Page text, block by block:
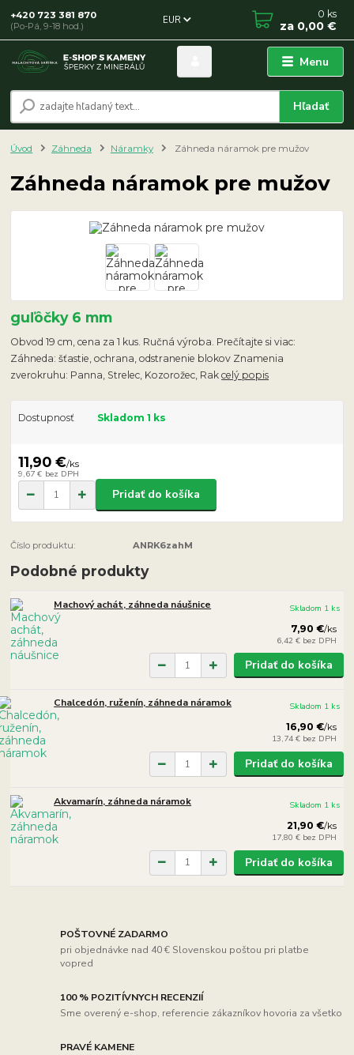
Menu
EUR
Hľadať
+420 723 381 870
(Po-Pá, 9-18 hod.)
0 ks
za 0,00 €
Úvod Záhneda Náramky Záhneda náramok pre mužov
Záhneda náramok pre mužov
guľôčky 6 mm
Obvod 19 cm, cena za 1 kus. Ručná výroba. Prečítajte si viac:
Záhneda: šťastie, ochrana, odstranenie blokov Znamenia
zverokruhu: Panna, Strelec, Kozorožec, Rakcelý popis
Dostupnosť Skladom 1 ks
11,90 €/ks
9,67 € bez DPH
Pridať do košíka
Číslo produktu: ANRK6zahM
Podobné produkty
Machový achát, záhneda náušnice
7,90 €/ks
6,42 € bez DPH
Skladom 1 ks
Pridať do košíka
Chalcedón, ruženín, záhneda náramok
16,90 €/ks
13,74 € bez DPH
Skladom 1 ks
Pridať do košíka
Akvamarín, záhneda náramok
21,90 €/ks
17,80 € bez DPH
Skladom 1 ks
Pridať do košíka
POŠTOVNÉ ZADARMO
pri objednávke nad 40 € Slovenskou poštou pri platbe
vopred
100 % POZITÍVNYCH RECENZIÍ
Sme overený e-shop, referencie zákazníkov hovoria za všetko
PRAVÉ KAMENE